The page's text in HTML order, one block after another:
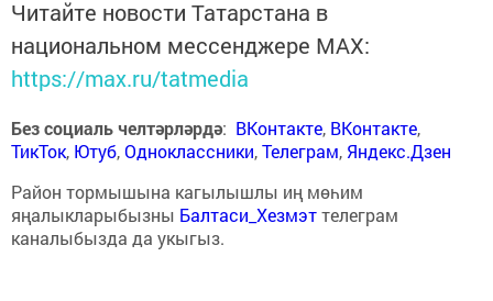
Читайте новости Татарстана в
национальном мессенджере MАХ:
https://max.ru/tatmedia
Без социаль челтәрләрдә: ВКонтакте, ВКонтакте,
ТикТок, Ютуб,Одноклассники,Телеграм, Яндекс.Дзен
Район тормышына кагылышлы иң мөһим
яңалыкларыбызны Балтаси_Хезмэттелеграм
каналыбызда да укыгыз.